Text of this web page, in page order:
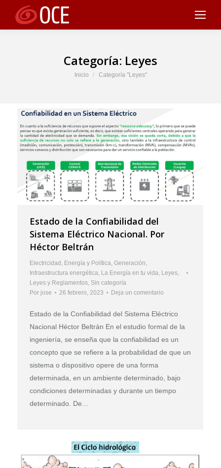
Categoría: Leyes
Estás aquí:
Inicio Categoría "Leyes"
Estado de la Confiabilidad del
Sistema Eléctrico Nacional. Por
Héctor Beltrán
Electricidad , Energía y Política, Generación,
Infraestructura energética, La Energía en tu vida, Leyes,
Leyes y Reglamentos, Sin categoría
Por jose 26 febrero, 2023 Deja un comentario
Estado de la Confiabilidad del Sistema Eléctrico
Nacional Héctor Beltrán En el estudio formal de la
ingeniería, se enseña que la confiabilidad es un
concepto que se refiere a la probabilidad de que un
sistema o dispositivo opere de una forma
determinada, en un ambiente determinado, bajo
condiciones determinadas y durante un tiempo
determinado. De…